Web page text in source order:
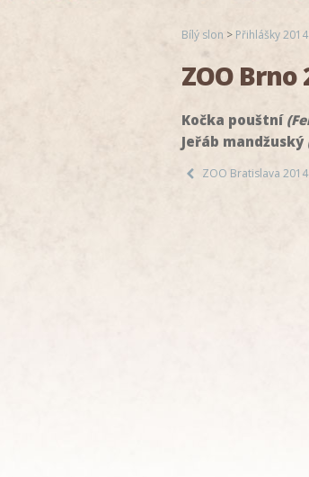
Bílý slon > Přihlášky 2014
ZOO Brno
Kočka pouštní
Jeřáb mandžuský
ZOO Bratislava 2014